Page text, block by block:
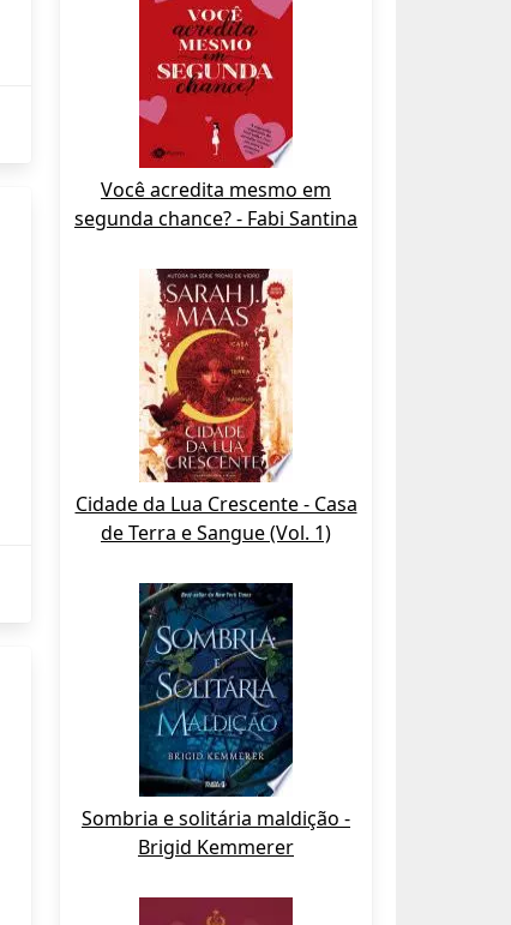
Você acredita mesmo em
segunda chance? - Fabi Santina
Cidade da Lua Crescente - Casa
de Terra e Sangue (Vol. 1)
Sombria e solitária maldição -
Brigid Kemmerer